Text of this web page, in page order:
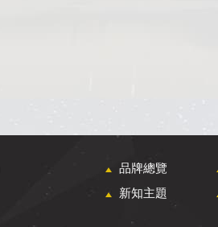
品牌總覽
新知主題